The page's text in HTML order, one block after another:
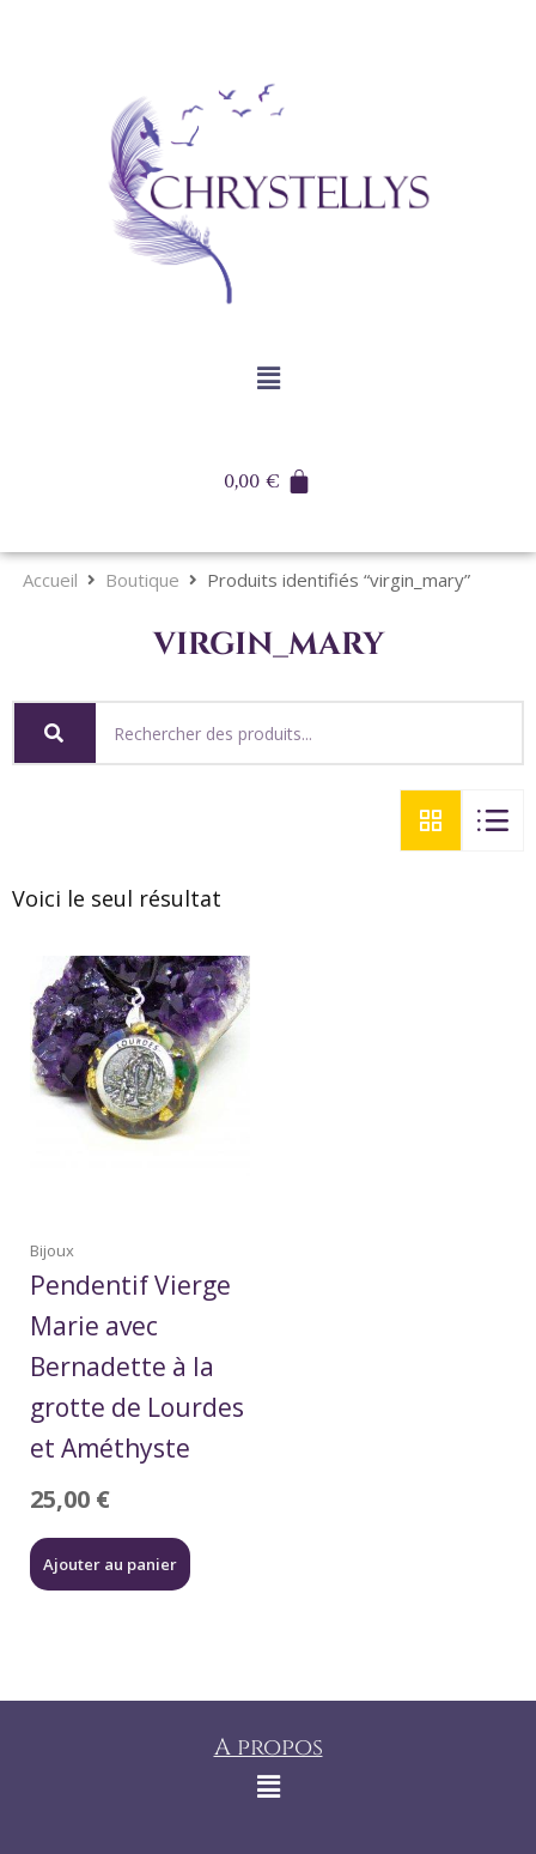
0,00€
Accueil Boutique Produits identifiés “virgin_mary”
virgin_mary
Voici le seul résultat
Bijoux
Pendentif Vierge
Marie avec
Bernadette à la
grotte de Lourdes
et Améthyste
25,00 €
Ajouter au panier
A propos